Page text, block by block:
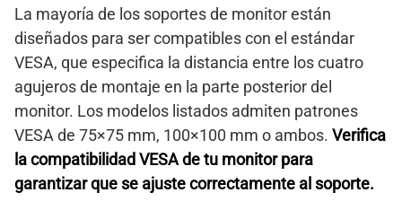
La mayoría de los soportes de monitor están
diseñados para ser compatibles con el estándar
VESA, que especifica la distancia entre los cuatro
agujeros de montaje en la parte posterior del
monitor. Los modelos listados admiten patrones
VESA de 75×75 mm, 100×100 mm o ambos. Verifica
la compatibilidad VESA de tu monitor para
garantizar que se ajuste correctamente al soporte.